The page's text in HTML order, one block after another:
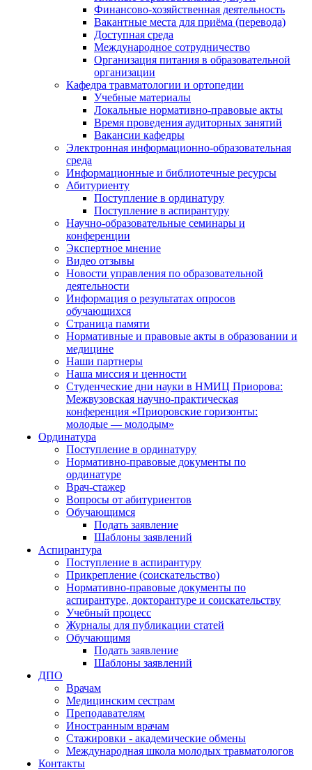
Финансово-хозяйственная деятельность
Вакантные места для приёма (перевода)
Доступная среда
Международное сотрудничество
Организация питания в образовательной
организации
Кафедра травматологии и ортопедии
Учебные материалы
Локальные нормативно-правовые акты
Время проведения аудиторных занятий
Вакансии кафедры
Электронная информационно-образовательная
среда
Информационные и библиотечные ресурсы
Абитуриенту
Поступление в ординатуру
Поступление в аспирантуру
Научно-образовательные семинары и
конференции
Экспертное мнение
Видео отзывы
Новости управления по образовательной
деятельности
Информация о результатах опросов
обучающихся
Страница памяти
Нормативные и правовые акты в образовании и
медицине
Наши партнеры
Наша миссия и ценности
Студенческие дни науки в НМИЦ Приорова:
Межвузовская научно-практическая
конференция «Приоровские горизонты:
молодые — молодым»
Ординатура
Поступление в ординатуру
Нормативно-правовые документы по
ординатуре
Врач-стажер
Вопросы от абитуриентов
Обучающимся
Подать заявление
Шаблоны заявлений
Аспирантура
Поступление в аспирантуру
Прикрепление (соискательство)
Нормативно-правовые документы по
аспирантуре, докторантуре и соискательству
Учебный процесс
Журналы для публикации статей
Обучающимя
Подать заявление
Шаблоны заявлений
ДПО
Врачам
Медицинским сестрам
Преподавателям
Иностранным врачам
Стажировки - академические обмены
Международная школа молодых травматологов
Контакты